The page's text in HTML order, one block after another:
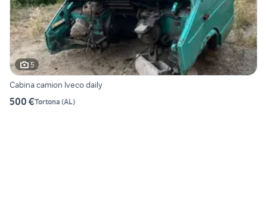
5
Cabina camion Iveco daily
500 €Tortona (AL)